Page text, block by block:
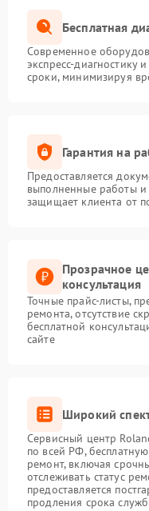
Бесплатная
Современное
экспресс-диагностику
сроки, минимизируя
Гарантия на
Предоставляется
выполненные работы и
защищает клиента от
Прозрачное
консультация
Точные прайс-листы,
ремонта, отсутствие
бесплатной
сайте
Широкий
Сервисный центр
по всей РФ,
ремонт, включая
отслеживать статус
предоставляется
продления срока